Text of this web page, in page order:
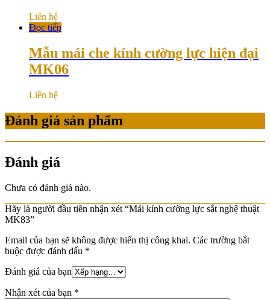
Liên hệ
Đọc tiếp
Mẫu mái che kính cường lực hiện đại
MK06
Liên hệ
Đánh giá sản phẩm
Đánh giá
Chưa có đánh giá nào.
Hãy là người đầu tiên nhận xét “Mái kính cường lực sắt nghệ thuật
MK83”
Email của bạn sẽ không được hiển thị công khai. Các trường bắt
buộc được đánh dấu *
Đánh giá của bạn
Nhận xét của bạn *